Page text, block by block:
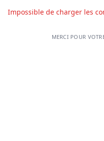
Impossible de charger les
MERCI POUR